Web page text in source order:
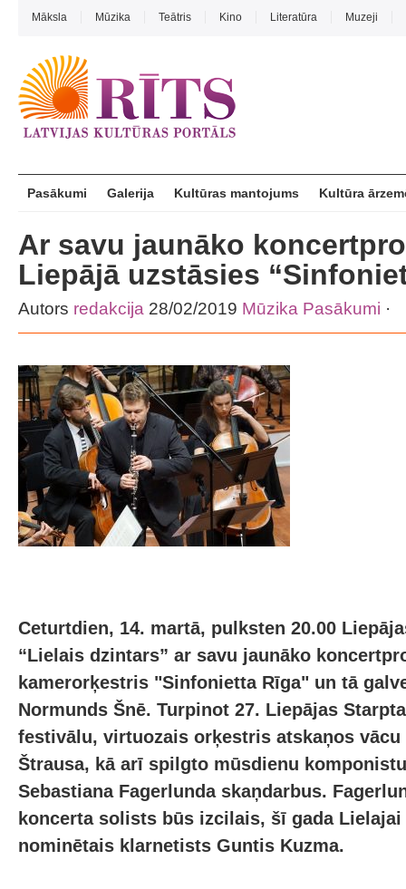
Māksla Mūzika Teātris Kino Literatūra Muzeji
Pasākumi Galerija Kultūras mantojums Kultūra
Ar savu jaunāko
Liepājā uzstāsies
Autors redakcija 28/02/2019 Mūzika Pasākumi ·
Ceturtdien, 14. martā, pulksten 20.00
“Lielais dzintars” ar savu jaunāko
kamerorķestris "Sinfonietta Rīga" un tā
Normunds Šnē. Turpinot 27. Liepājas
festivālu, virtuozais orķestris atskaņos vācu
Štrausa, kā arī spilgto mūsdienu
Sebastiana Fagerlunda skaņdarbus.
koncerta solists būs izcilais, šī gada
nominētais klarnetists Guntis Kuzma.